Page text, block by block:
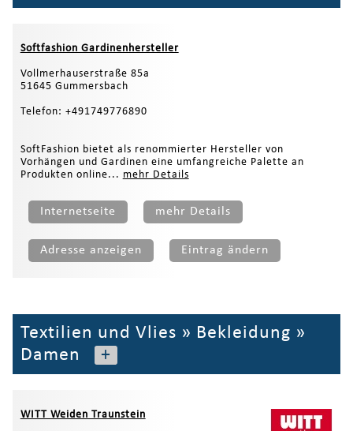
Softfashion Gardinenhersteller
Vollmerhauserstraße 85a
51645 Gummersbach
Telefon: +491749776890
SoftFashion bietet als renommierter Hersteller von
Vorhängen und Gardinen eine umfangreiche Palette an
Produkten online... mehr Details
Internetseite mehr Details
Adresse anzeigen Eintrag ändern
Textilien und Vlies » Bekleidung »
Damen
+
WITT Weiden Traunstein